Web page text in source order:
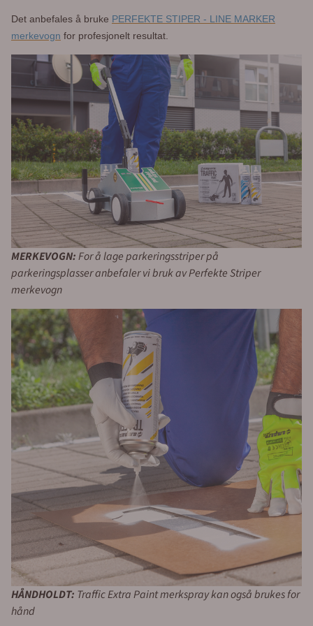
Det anbefales å bruke PERFEKTE STIPER - LINE MARKER
merkevogn for profesjonelt resultat.
MERKEVOGN:For å lage parkeringsstriper på
parkeringsplasser anbefaler vi bruk av Perfekte Striper
merkevogn
HÅNDHOLDT: Traffic Extra Paint merkspray kan også brukes for
hånd